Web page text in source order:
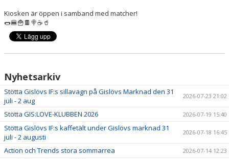
LÄNKAR
NYHETER
Kiosken är öppen i samband med matcher!
🌭🍔🍟🍫🍭☕️🥤
Nyhetsarkiv
Stötta Gislövs IF:s sillavagn på Gislövs Marknad den 31
juli - 2 aug
2026-07-23 21:02
Stötta GIS:LOVE-KLUBBEN 2026 2026-07-19 15:40
Stötta Gislövs IF:s kaffetält under Gislövs marknad 31
juli - 2 augusti
2026-07-18 16:45
Action och Trends stora sommarrea 2026-07-14 12:23